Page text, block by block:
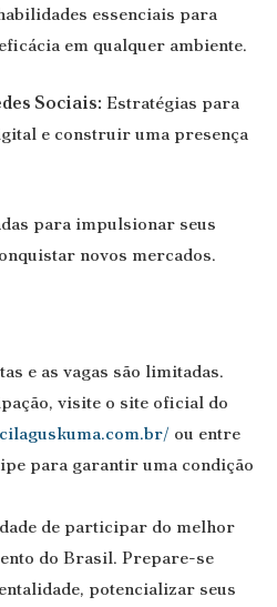
essenciais para
em qualquer ambiente.
Sociais: Estratégias para
e construir uma presença
para impulsionar seus
novos mercados.
e as vagas são limitadas.
visite o site oficial do
ou entre
para garantir uma condição
de participar do melhor
do Brasil. Prepare-se
potencializar seus